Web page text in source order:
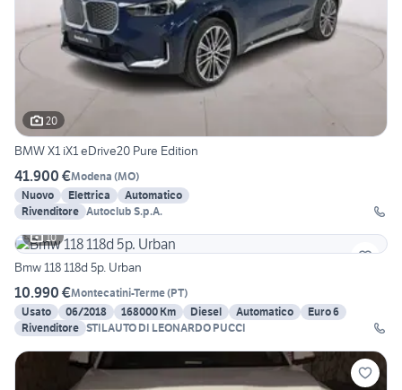
20
BMW X1 iX1 eDrive20 Pure Edition
41.900 €Modena (MO)
Nuovo
Elettrica
Automatico
Rivenditore Autoclub S.p.A.
10
Bmw 118 118d 5p. Urban
10.990 €Montecatini-Terme(PT)
Usato
06/2018 168000 Km Diesel Automatico
Euro 6
Rivenditore STILAUTO DI LEONARDO PUCCI